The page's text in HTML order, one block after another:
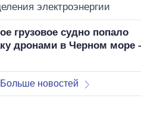
электроэнергии
грузовое судно попало
дронами в Черном море
Больше новостей